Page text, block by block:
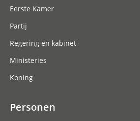
Eerste Kamer
Partij
Regering en kabinet
Ministeries
Koning
Personen